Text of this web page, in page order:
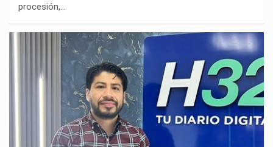
procesión,…